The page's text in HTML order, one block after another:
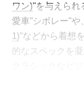
ワン)"を与えられ
愛車"シボレー"や
1)"などから着想
的なスペックを